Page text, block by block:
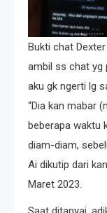
Bukti chat
ambil ss chat yg
aku gk ngerti lg
“Dia kan mabar
beberapa waktu
diam-diam,
Ai dikutip dari
Maret 2023.